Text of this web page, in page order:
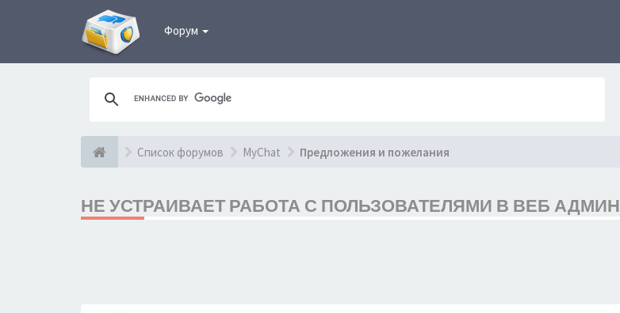
Форум
Список форумов MyChat Предложения и пожелания
НЕ УСТРАИВАЕТ РАБОТА С ПОЛЬЗОВАТЕЛЯМИ В ВЕБ